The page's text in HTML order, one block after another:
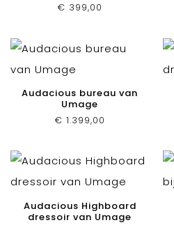
€ 399,00
Audacious bureau van
Umage
€ 1.399,00
Audacious Highboard
dressoir van Umage